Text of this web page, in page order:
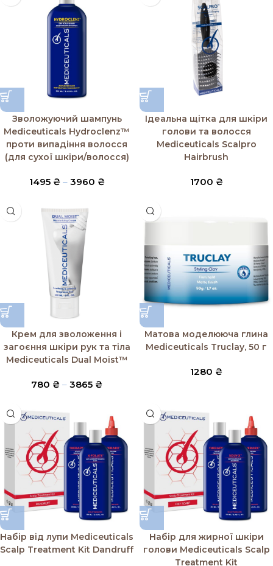
Зволожуючий шампунь
Mediceuticals Hydroclenz™
проти випадіння волосся
(для сухої шкіри/волосся)
1495 ₴ – 3960 ₴
Ідеальна щітка для шкіри
голови та волосся
Mediceuticals Scalpro
Hairbrush
1700 ₴
Крем для зволоження і
загоєння шкіри рук та тіла
Mediceuticals Dual Moist™
780 ₴ – 3865 ₴
Матова моделююча глина
Mediceuticals Truclay, 50 г
1280 ₴
Набір від лупи Mediceuticals
Scalp Treatment Kit Dandruff
Набір для жирної шкіри
голови Mediceuticals Scalp
Treatment Kit